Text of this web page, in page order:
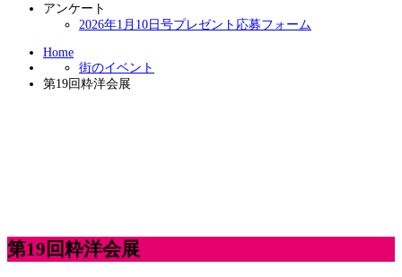
アンケート
2026年1月10日号プレゼント応募フォーム
Home
街のイベント
第19回粋洋会展
第19回粋洋会展